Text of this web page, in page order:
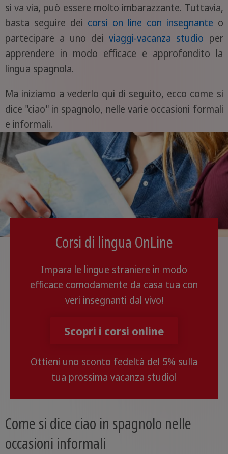
si va via, può essere molto imbarazzante. Tuttavia,
basta seguire dei corsi on line con insegnante o
partecipare a uno deiviaggi-vacanza studio per
apprendere in modo efficace e approfondito la
lingua spagnola.
Ma iniziamo a vederlo qui di seguito, ecco come si
dice "ciao" in spagnolo, nelle varie occasioni formali
e informali.
Corsi di lingua OnLine
Impara le lingue straniere in modo
efficace comodamente da casa tua con
veri insegnanti dal vivo!
Scopri i corsi online
Ottieni uno sconto fedeltà del 5% sulla
tua prossima vacanza studio!
Come si dice ciao in spagnolo nelle
occasioni informali